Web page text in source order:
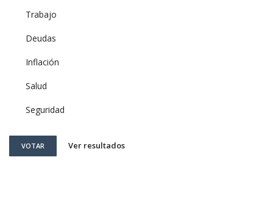
Trabajo
Deudas
Inflación
Salud
Seguridad
VOTAR Ver resultados